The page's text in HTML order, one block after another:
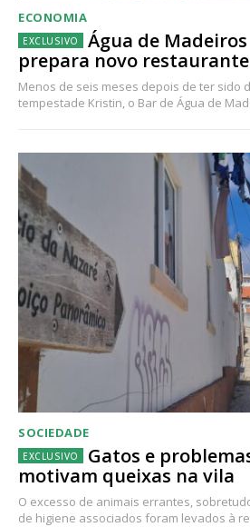
ECONOMIA
Água de
prepara novo restaurante
Menos de seis meses depois de ter sido
tempestade Kristin, o Bar de Água de
SOCIEDADE
Gatos e
motivam queixas na vila
O excesso de animais errantes,
de higiene associados foram levados à